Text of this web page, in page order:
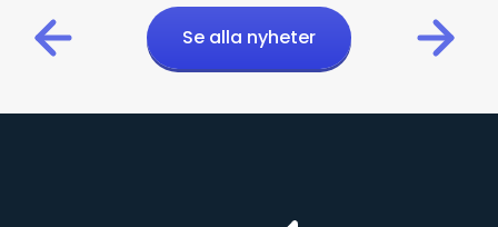
Se alla nyheter